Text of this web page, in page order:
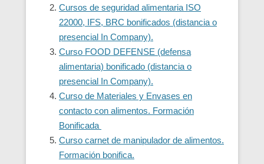
Cursos de seguridad alimentaria ISO
22000, IFS, BRC bonificados (distancia o
presencial In Company).
Curso FOOD DEFENSE (defensa
alimentaria) bonificado (distancia o
presencial In Company).
Curso de Materiales y Envases en
contacto con alimentos. Formación
Bonificada
Curso carnet de manipulador de alimentos.
Formación bonifica.